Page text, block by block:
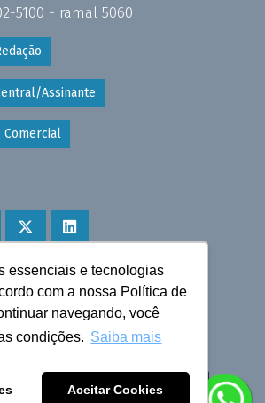
essenciais e tecnologias
com a nossa Política de
navegando, você
condições. Saiba mais
Aceitar Cookies
5100 - ramal 5060
Assinante
Comercial
aplicativo
reservados © 2025 Cruzeiro do Sul